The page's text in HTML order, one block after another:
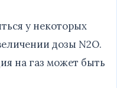
у некоторых
дозы N2O.
на газ может быть